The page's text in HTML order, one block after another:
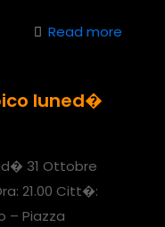
Read more
luned�
31 Ottobre
21.00 Citt�:
– Piazza